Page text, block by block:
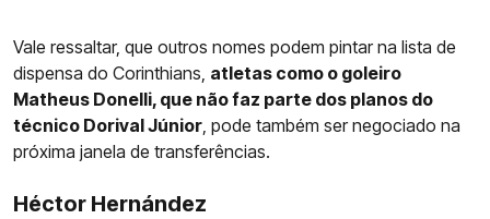
Vale ressaltar, que outros nomes podem pintar na lista de
dispensa do Corinthians, atletas como o goleiro
Matheus Donelli, que não faz parte dos planos do
técnico Dorival Júnior, pode também ser negociado na
próxima janela de transferências.
Héctor Hernández